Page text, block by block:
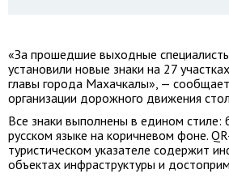
«За прошедшие выходные
установили новые знаки на 27
главы города Махачкалы», —
организации дорожного движения
Все знаки выполнены в едином стиле:
русском языке на коричневом фоне.
туристическом указателе содержит
объектах инфраструктуры и